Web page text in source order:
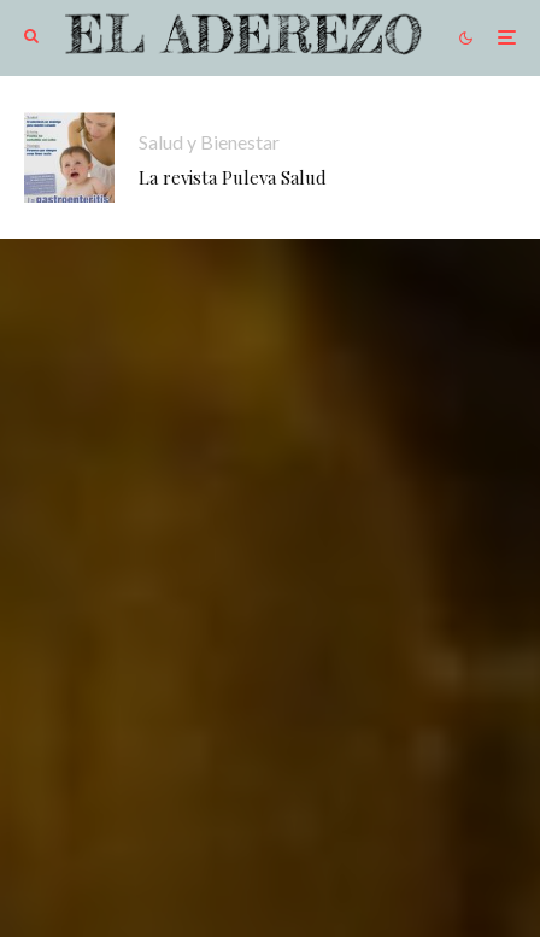
Salud y Bienestar
La revista Puleva Salud